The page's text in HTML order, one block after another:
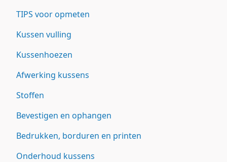
TIPS voor opmeten
Kussen vulling
Kussenhoezen
Afwerking kussens
Stoffen
Bevestigen en ophangen
Bedrukken, borduren en printen
Onderhoud kussens